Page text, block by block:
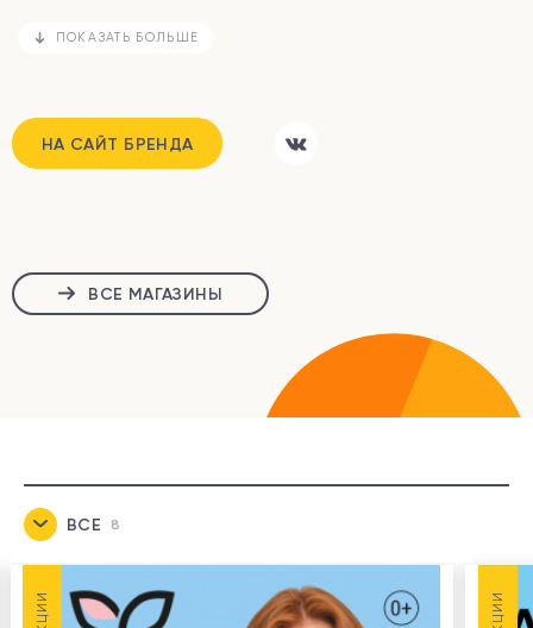
ПОКАЗАТЬ БОЛЬШЕ
НА САЙТ БРЕНДА
ВСЕ МАГАЗИНЫ
ВСЕ 8
АКЦИИ АКЦИИ